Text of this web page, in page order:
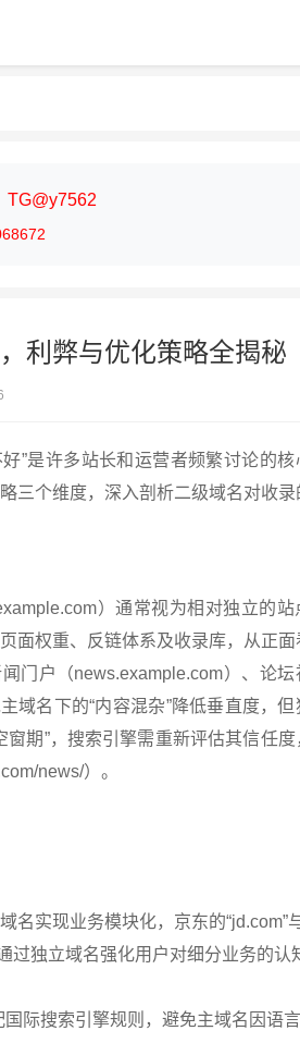
TG@y7562
利弊与优化策略全揭秘
”是许多站长和运营者频繁讨论的核
三个维度，深入剖析二级域名对收录
）通常视为相对独立的站
面权重、反链体系及收录库，从正面
门户（news.example.com）、论坛
域名下的“内容混杂”降低垂直度，但
期”，搜索引擎需重新评估其信任度
news/）。
实现业务模块化，京东的“jd.com”
过独立域名强化用户对细分业务的认
际搜索引擎规则，避免主域名因语